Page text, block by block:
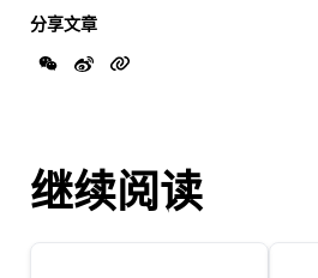
分享文章
继续阅读